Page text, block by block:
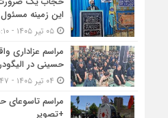
این زمینه
۰۵ تیر ۱۴۰۵ - ۲۱:۱۰
مراسم عزاداری
حسینی در
مراسم تاسوعای
+تصویر